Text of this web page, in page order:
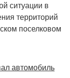
ситуации в
территорий
поселковом
автомобиль